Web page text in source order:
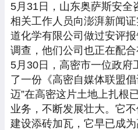
5月31日，山东奥萨斯安全
相关工作人员向澎湃新闻
道化学有限公司做过安评
调查，他们公司也正在配合
5月30日，高密市一位政府
了一份《高密自媒体联盟
迈”在高密这片土地上扎根
业务，不断发展壮大。它
建设添砖加瓦，它早已成为